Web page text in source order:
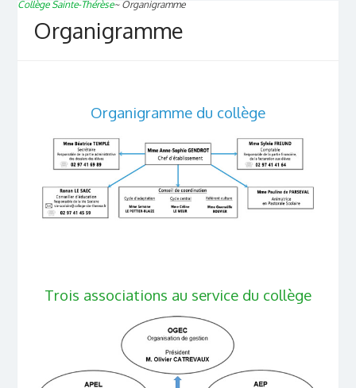
Collège Sainte-Thérèse~ Organigramme
Organigramme
Organigramme du collège
Trois associations au service du collège